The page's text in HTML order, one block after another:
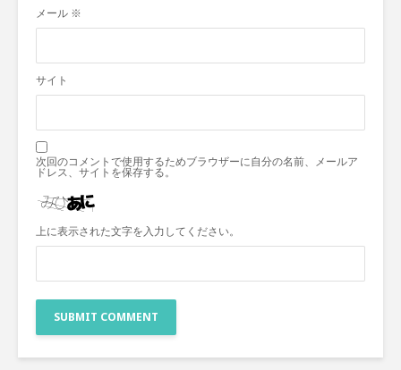
メール ※
サイト
次回のコメントで使用するためブラウザーに自分の名前、メールア
ドレス、サイトを保存する。
上に表示された文字を入力してください。